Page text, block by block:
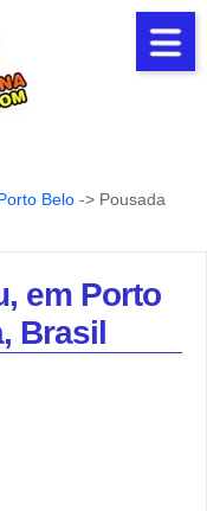
Belo -> Pousada
em Porto
Brasil